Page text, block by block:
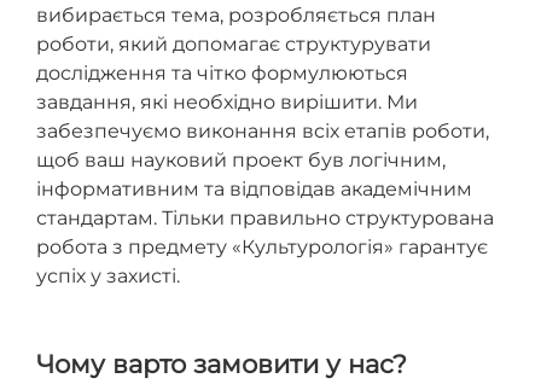
вибирається тема, розробляється план
роботи, який допомагає структурувати
дослідження та чітко формулюються
завдання, які необхідно вирішити. Ми
забезпечуємо виконання всіх етапів роботи,
щоб ваш науковий проект був логічним,
інформативним та відповідав академічним
стандартам. Тільки правильно структурована
робота з предмету «Культурологія» гарантує
успіх у захисті.
Чому варто замовити у нас?